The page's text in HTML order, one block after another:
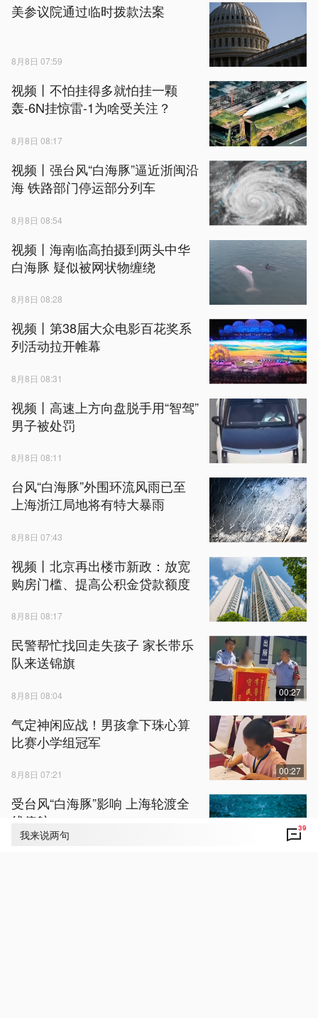
我来说两句 39
美参议院通过临时拨款法案
8月8日 07:59
视频丨不怕挂得多就怕挂一颗
轰-6N挂惊雷-1为啥受关注？
8月8日 08:17
视频丨强台风“白海豚”逼近浙闽沿
海 铁路部门停运部分列车
8月8日 08:54
视频丨海南临高拍摄到两头中华
白海豚 疑似被网状物缠绕
8月8日 08:28
视频丨第38届大众电影百花奖系
列活动拉开帷幕
8月8日 08:31
视频丨高速上方向盘脱手用“智驾”
男子被处罚
8月8日 08:11
台风“白海豚”外围环流风雨已至
上海浙江局地将有特大暴雨
8月8日 07:43
视频丨北京再出楼市新政：放宽
购房门槛、提高公积金贷款额度
8月8日 08:17
民警帮忙找回走失孩子 家长带乐
队来送锦旗
8月8日 08:04 00:27
气定神闲应战！男孩拿下珠心算
比赛小学组冠军
8月8日 07:21 00:27
受台风“白海豚”影响 上海轮渡全
线停航